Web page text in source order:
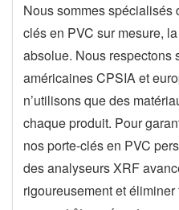
Nous sommes spécialisés
clés en PVC sur mesure,
absolue. Nous respectons
américaines CPSIA et
n’utilisons que des
chaque produit. Pour
nos porte-clés en PVC
des analyseurs XRF
rigoureusement et